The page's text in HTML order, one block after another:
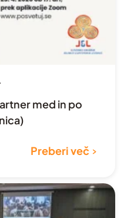
med in po
Preberi več